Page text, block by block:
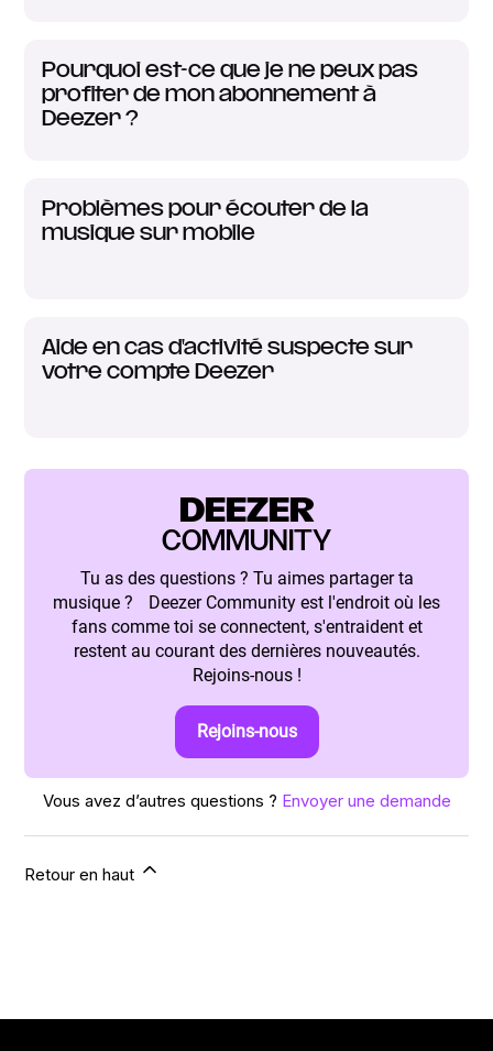
Pourquoi est-ce que je ne peux pas
profiter de mon abonnement à
Deezer ?
Problèmes pour écouter de la
musique sur mobile
Aide en cas d'activité suspecte sur
votre compte Deezer
DEEZER
COMMUNITY
Tu as des questions ? Tu aimes partager ta
musique ? Deezer Community est l'endroit où les
fans comme toi se connectent, s'entraident et
restent au courant des dernières nouveautés.
Rejoins-nous !
Rejoins-nous
Vous avez d’autres questions ? Envoyer une demande
Retour en haut